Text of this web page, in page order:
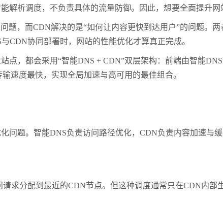
析调度，不负责具体的流量防御。因此，想要全面提升网
，而CDN解决的是“如何让内容更快到达用户”的问题。
CDN协同部署时，网站的性能优化才算真正完成。
，都会采用“智能DNS + CDN”双层架构：前端由智能
速度最快，实现全局加速与高可用的最佳组合。
题。智能DNS负责访问路径优化，CDN负责内容加速与
分配到最近的CDN节点。但这种调度通常只在CDN内部